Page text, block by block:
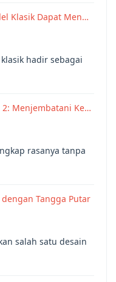
Klasik Dapat Men…
hadir sebagai
Menjembatani Ke…
rasanya tanpa
Tangga Putar
salah satu desain